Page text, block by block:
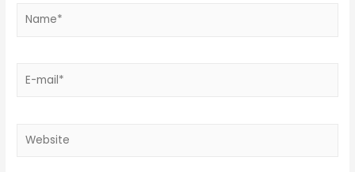
Name*
E-
Website